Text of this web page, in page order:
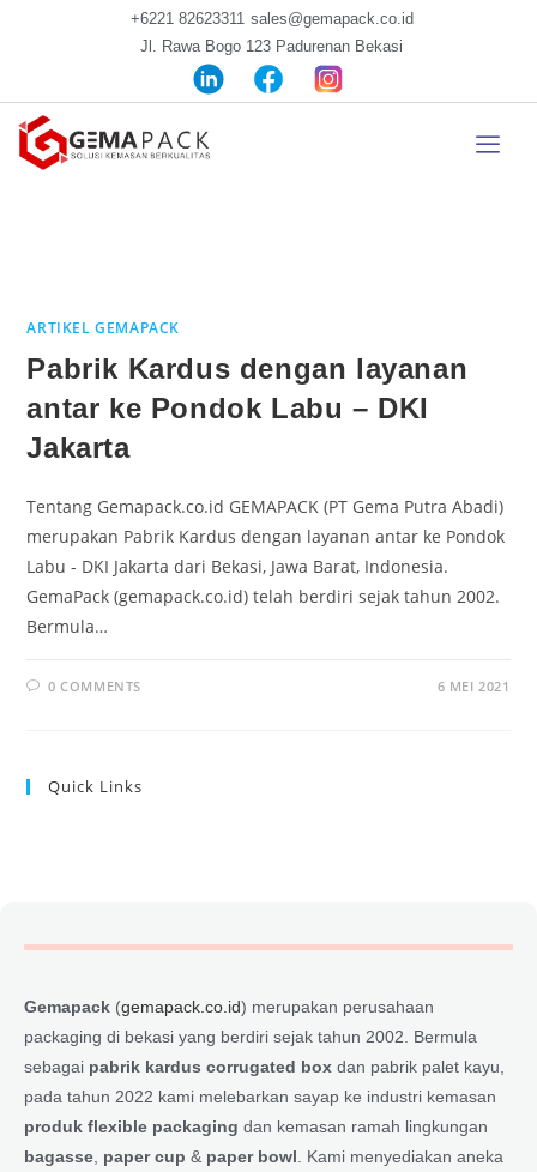
+6221 82623311 sales@gemapack.co.id
Jl. Rawa Bogo 123 Padurenan Bekasi
ARTIKEL GEMAPACK
Pabrik Kardus dengan layanan
antar ke Pondok Labu – DKI
Jakarta
Tentang Gemapack.co.id GEMAPACK (PT Gema Putra Abadi)
merupakan Pabrik Kardus dengan layanan antar ke Pondok
Labu - DKI Jakarta dari Bekasi, Jawa Barat, Indonesia.
GemaPack (gemapack.co.id) telah berdiri sejak tahun 2002.
Bermula…
0 COMMENTS 6 MEI 2021
Quick Links
Gemapack (gemapack.co.id) merupakan perusahaan
packaging di bekasi yang berdiri sejak tahun 2002. Bermula
sebagai pabrik kardus corrugated box dan pabrik palet kayu,
pada tahun 2022 kami melebarkan sayap ke industri kemasan
produk flexible packaging dan kemasan ramah lingkungan
bagasse paper cup & paper bowl . Kami menyediakan aneka